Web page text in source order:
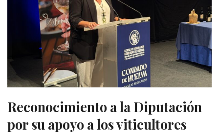
Reconocimiento a la Diputación
por su apoyo a los viticultores